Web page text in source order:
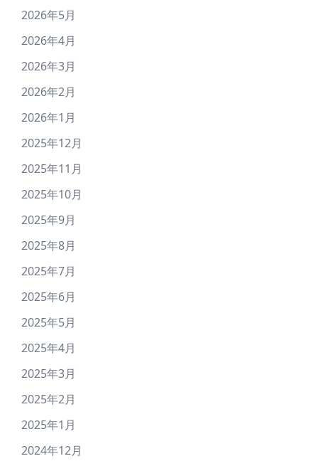
2026年5月
2026年4月
2026年3月
2026年2月
2026年1月
2025年12月
2025年11月
2025年10月
2025年9月
2025年8月
2025年7月
2025年6月
2025年5月
2025年4月
2025年3月
2025年2月
2025年1月
2024年12月